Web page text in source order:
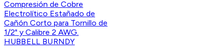
HUBBELL BURNDY